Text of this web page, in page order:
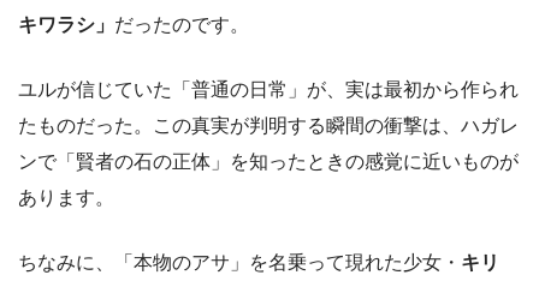
キワラシ」 だったのです。
ユルが信じていた「普通の日常」が、実は最初から作られ
たものだった。この真実が判明する瞬間の衝撃は、ハガレ
ンで「賢者の石の正体」を知ったときの感覚に近いものが
あります。
ちなみに、「本物のアサ」を名乗って現れた少女・ キリ